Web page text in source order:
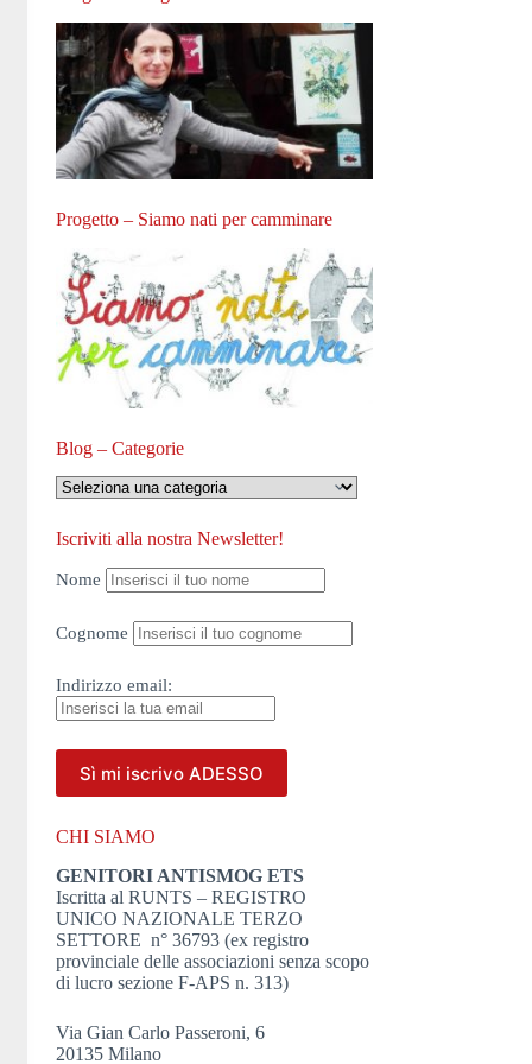
Progetto – Siamo nati per camminare
Blog – Categorie
Blog
–
Iscriviti alla nostra Newsletter!
Nome
Cognome
Indirizzo email:
CHI SIAMO
GENITORI ANTISMOG ETS
Iscritta al RUNTS – REGISTRO
UNICO NAZIONALE TERZO
SETTORE n° 36793 (ex registro
provinciale delle associazioni senza scopo
di lucro sezione F-APS n. 313)
Via Gian Carlo Passeroni, 6
20135 Milano